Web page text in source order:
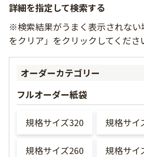
詳細を指定して検索する
※検索結果がうまく表示されない
をクリア」をクリックしてくださ
オーダーカテゴリー
フルオーダー紙袋
規格サイズ320 規格サイ
規格サイズ260 規格サイ